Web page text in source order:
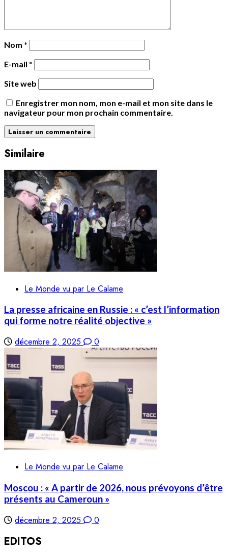
Nom *
E-mail *
Site web
Enregistrer mon nom, mon e-mail et mon site dans le
navigateur pour mon prochain commentaire.
Similaire
Le Monde vu par Le Calame
La presse africaine en Russie : « c’est l’information
qui forme notre réalité objective »
décembre 2, 2025 0
Le Monde vu par Le Calame
Moscou : « A partir de 2026, nous prévoyons d’être
présents au Cameroun »
décembre 2, 2025 0
EDITOS